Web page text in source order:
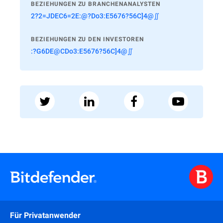
BEZIEHUNGEN ZU BRANCHENANALYSTEN
2?2=JDEC6=2E:@?Do3:E5676?56C]4@∬
BEZIEHUNGEN ZU DEN INVESTOREN
:?G6DE@CDo3:E5676?56C]4@∬
Für Privatanwender